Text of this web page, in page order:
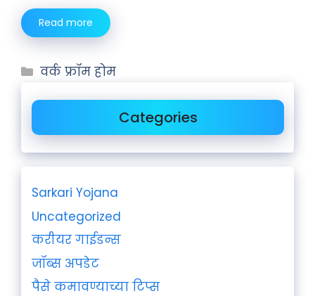
Read more
वर्क फ्रॉम होम
Categories
Sarkari Yojana
Uncategorized
करीयर गाईडन्स
जॉब्स अपडेट
पैसे कमावण्याच्या टिप्स